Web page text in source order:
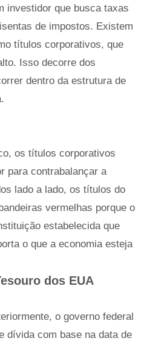
investidor que busca taxas
de impostos. Existem
títulos corporativos, que
Isso decorre dos
dentro da estrutura de
os títulos corporativos
para contrabalançar a
lado a lado, os títulos do
vermelhas porque o
estabelecida que
o que a economia esteja
dos EUA
o governo federal
dívida com base na data de